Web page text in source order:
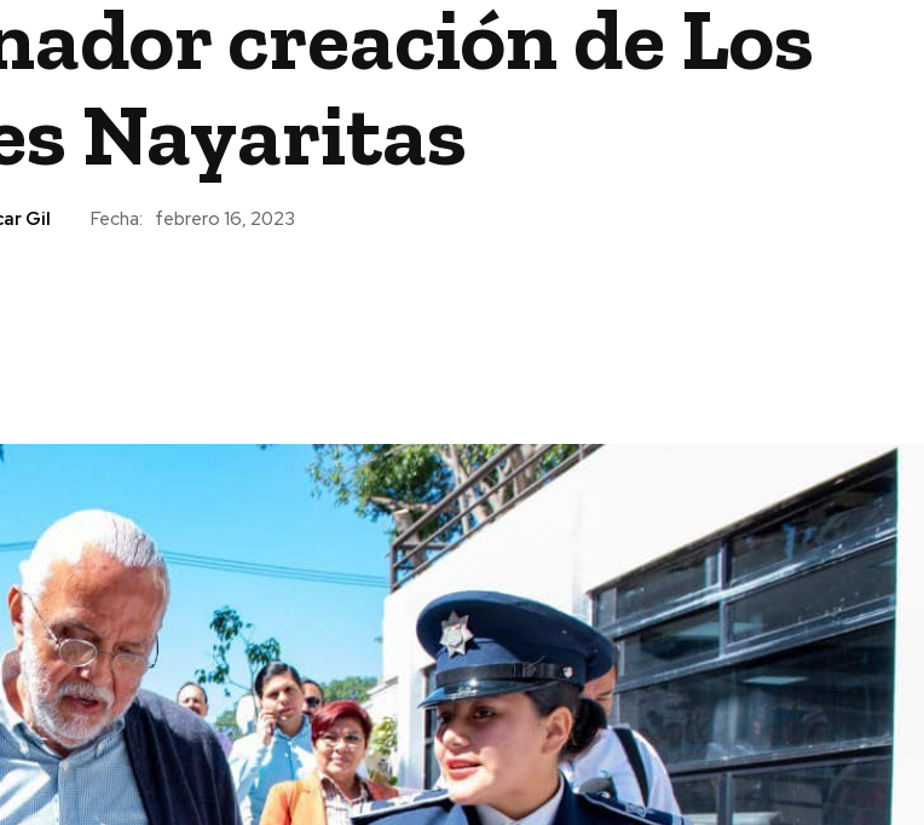
creación de Los
Nayaritas
Gil Fecha: febrero 16, 2023